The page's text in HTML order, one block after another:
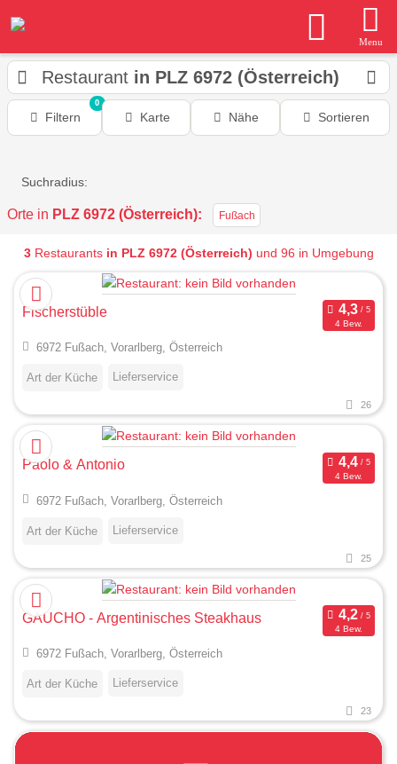
Menu
Restaurant in PLZ 6972 (Österreich)
Filtern
0
Karte Nähe Sortieren
Suchradius:
Orte in PLZ 6972 (Österreich): Fußach
3Restaurants in PLZ 6972 (Österreich) und 96 in Umgebung
Fischerstüble
4 Bew.
6972 Fußach, Vorarlberg, Österreich
Art der Küche Lieferservice
26
Paolo & Antonio
4 Bew.
6972 Fußach, Vorarlberg, Österreich
Art der Küche Lieferservice
25
GAUCHO - Argentinisches Steakhaus
4 Bew.
6972 Fußach, Vorarlberg, Österreich
Art der Küche Lieferservice
23